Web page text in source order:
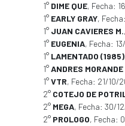
1° DIME QUE, Fecha:
1° EARLY GRAY,
1° JUAN CAVIERES M.
1° EUGENIA, Fecha:
1° LAMENTADO (1985)
1°ANDRES MORANDE
1°VTR, Fecha: 21/10/
2° COTEJO DE
2° MEGA, Fecha: 30/
2° PROLOGO, Fecha: